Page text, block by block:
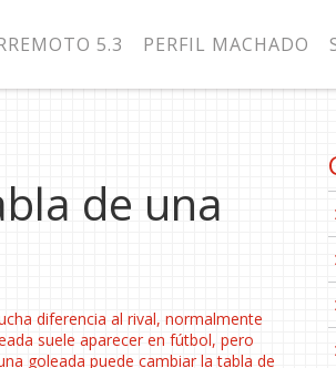
5.3 PERFIL MACHADO
de una
diferencia al rival, normalmente
suele aparecer en fútbol, pero
goleada puede cambiar la tabla de